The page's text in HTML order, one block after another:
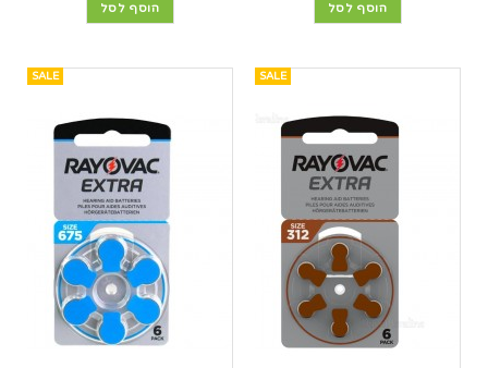
הוסף לסל הוסף לסל
SALE
SALE